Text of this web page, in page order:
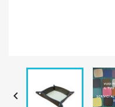
